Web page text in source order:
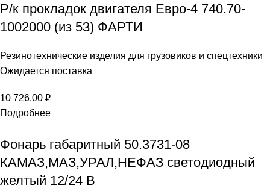
Р/к прокладок двигателя Евро-4 740.70-
1002000 (из 53) ФАРТИ
Резинотехнические изделия для грузовиков и спецтехники
Ожидается поставка
10 726.00 ₽
Подробнее
Фонарь габаритный 50.3731-08
КАМАЗ,МАЗ,УРАЛ,НЕФАЗ светодиодный
желтый 12/24 В